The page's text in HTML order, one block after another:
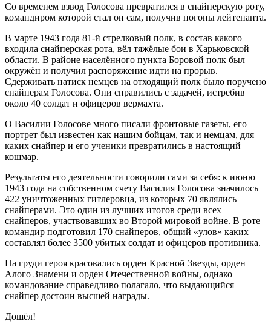
Со временем взвод Голосова превратился в снайперскую роту,
командиром которой стал он сам, получив погоны лейтенанта.
В марте 1943 года 81-й стрелковый полк, в состав какого
входила снайперская рота, вёл тяжёлые бои в Харьковской
области. В районе населённого пункта Боровой полк был
окружён и получил распоряжение идти на прорыв.
Сдерживать натиск немцев на отходящий полк было поручено
снайперам Голосова. Они справились с задачей, истребив
около 40 солдат и офицеров вермахта.
О Василии Голосове много писали фронтовые газеты, его
портрет был известен как нашим бойцам, так и немцам, для
каких снайпер и его ученики превратились в настоящий
кошмар.
Результаты его деятельности говорили сами за себя: к июню
1943 года на собственном счету Василия Голосова значилось
422 уничтоженных гитлеровца, из которых 70 являлись
снайперами. Это один из лучших итогов среди всех
снайперов, участвовавших во Второй мировой войне. В роте
командир подготовил 170 снайперов, общий «улов» каких
составлял более 3500 убитых солдат и офицеров противника.
На груди героя красовались орден Красной Звезды, орден
Алого Знамени и орден Отечественной войны, однако
командование справедливо полагало, что выдающийся
снайпер достоин высшей награды.
Дошёл!